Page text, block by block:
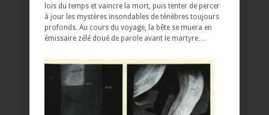
lois du temps et vaincre la mort, puis tenter de percer
à jour les mystères insondables de ténèbres toujours
profonds. Au cours du voyage, la bête se muera en
émissaire zélé doué de parole avant le martyre…